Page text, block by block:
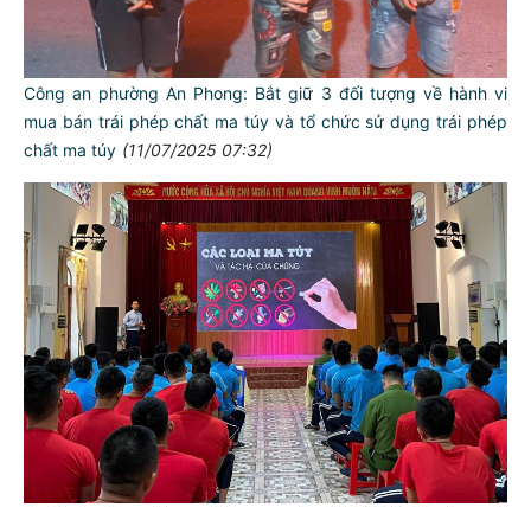
Công an phường An Phong: Bắt giữ 3 đối tượng về hành vi
mua bán trái phép chất ma túy và tổ chức sử dụng trái phép
chất ma túy (11/07/2025 07:32)